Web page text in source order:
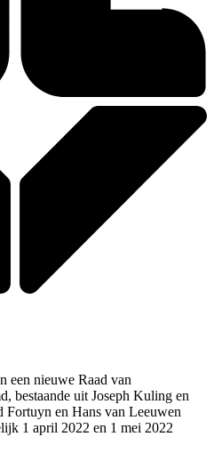
een nieuwe Raad van
bestaande uit Joseph Kuling en
en Hans van Leeuwen
1 april 2022 en 1 mei 2022